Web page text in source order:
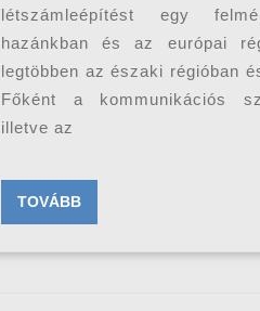
létszámleépítést egy
hazánkban és az európai
legtöbben az északi régióban
Főként a kommunikációs
illetve az
TOVÁBBTOVÁBB